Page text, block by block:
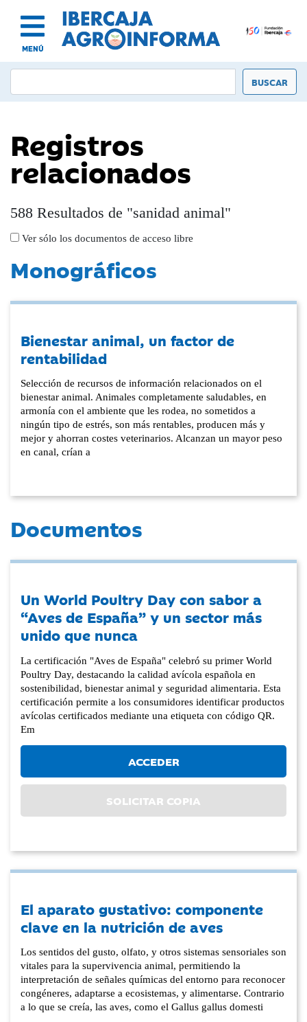
MENÚ
Registros
relacionados
588 Resultados de "sanidad animal"
Ver sólo los documentos de acceso libre
Monográficos
Bienestar animal, un factor de
rentabilidad
Selección de recursos de información relacionados on el
bienestar animal. Animales completamente saludables, en
armonía con el ambiente que les rodea, no sometidos a
ningún tipo de estrés, son más rentables, producen más y
mejor y ahorran costes veterinarios. Alcanzan un mayor peso
en canal, crían a
Documentos
Un World Poultry Day con sabor a
“Aves de España” y un sector más
unido que nunca
La certificación "Aves de España" celebró su primer World
Poultry Day, destacando la calidad avícola española en
sostenibilidad, bienestar animal y seguridad alimentaria. Esta
certificación permite a los consumidores identificar productos
avícolas certificados mediante una etiqueta con código QR.
Em
ACCEDER
SOLICITAR COPIA
El aparato gustativo: componente
clave en la nutrición de aves
Los sentidos del gusto, olfato, y otros sistemas sensoriales son
vitales para la supervivencia animal, permitiendo la
interpretación de señales químicas del entorno para reconocer
congéneres, adaptarse a ecosistemas, y alimentarse. Contrario
a lo que se creía, las aves, como el Gallus gallus domesti